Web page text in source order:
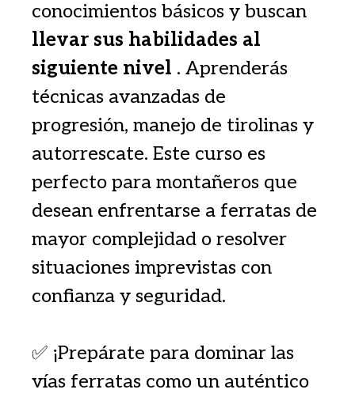
conocimientos básicos y buscan
llevar sus habilidades al
siguiente nivel . Aprenderás
técnicas avanzadas de
progresión, manejo de tirolinas y
autorrescate. Este curso es
perfecto para montañeros que
desean enfrentarse a ferratas de
mayor complejidad o resolver
situaciones imprevistas con
confianza y seguridad.
✅ ¡Prepárate para dominar las
vías ferratas como un auténtico